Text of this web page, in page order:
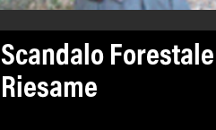
Scandalo
Riesame